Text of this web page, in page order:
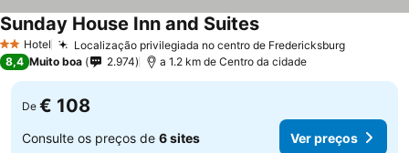
2 Estrelas
Hotel Localização privilegiada no centro de Fredericksburg
Sunday House Inn and Suites
8,4 Muito boa 2.974 a 1.2 km de Centro da cidade
De € 108
Consulte os preços de 6 sites Ver preços